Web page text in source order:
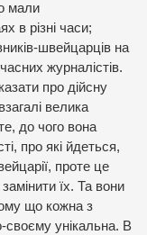
мали
в різні часи;
швейцарців на
журналістів.
про дійсну
велика
до чого вона
про які йдеться,
проте це
їх. Та вони
що кожна з
своєму унікальна. В